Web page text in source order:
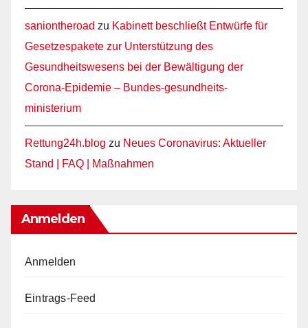
saniontheroad zu Kabinett beschließt Entwürfe für
Gesetzespakete zur Unterstützung des
Gesundheitswesens bei der Bewältigung der
Corona-Epidemie – Bundes-gesundheits-
ministerium
Rettung24h.blog zu Neues Coronavirus: Aktueller
Stand | FAQ | Maßnahmen
Anmelden
Anmelden
Eintrags-Feed